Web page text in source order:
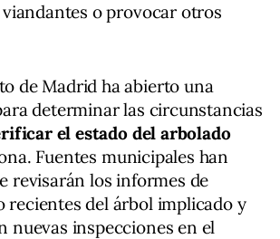
o provocar otros
de Madrid ha abierto una
determinar las circunstancias
el estado del arbolado
Fuentes municipales han
revisarán los informes de
recientes del árbol implicado y
nuevas inspecciones en el